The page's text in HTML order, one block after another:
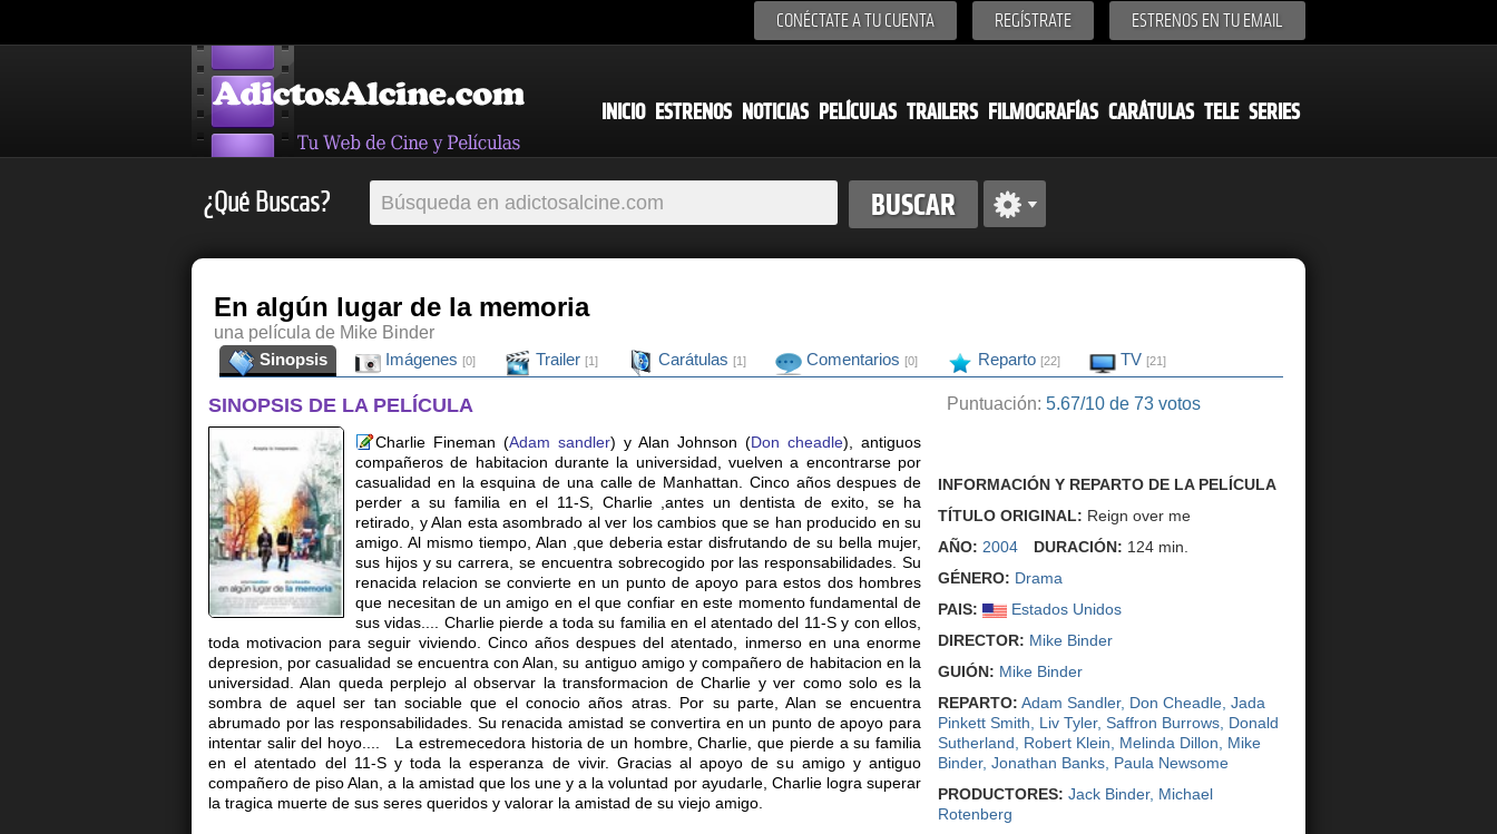
CONÉCTATE A TU CUENTA REGÍSTRATE ESTRENOS EN TU EMAIL
INICIO ESTRENOS NOTICIAS PELÍCULAS TRAILERS FILMOGRAFÍAS CARÁTULAS TELE SERIES
¿Qué Buscas?
En algún lugar de la memoria
una película de Mike Binder
Sinopsis
Imágenes [0] Trailer [1] Carátulas [1] Comentarios [0] Reparto [22] TV [21]
SINOPSIS DE LA PELÍCULA
Charlie Fineman (Adam sandler) y Alan Johnson (Don cheadle), antiguos
compañeros de habitacion durante la universidad, vuelven a encontrarse por
casualidad en la esquina de una calle de Manhattan. Cinco años despues de
perder a su familia en el 11-S, Charlie ,antes un dentista de exito, se ha
retirado, y Alan esta asombrado al ver los cambios que se han producido en su
amigo. Al mismo tiempo, Alan ,que deberia estar disfrutando de su bella mujer,
sus hijos y su carrera, se encuentra sobrecogido por las responsabilidades. Su
renacida relacion se convierte en un punto de apoyo para estos dos hombres
que necesitan de un amigo en el que confiar en este momento fundamental de
sus vidas.... Charlie pierde a toda su familia en el atentado del 11-S y con ellos,
toda motivacion para seguir viviendo. Cinco años despues del atentado, inmerso en una enorme
depresion, por casualidad se encuentra con Alan, su antiguo amigo y compañero de habitacion en la
universidad. Alan queda perplejo al observar la transformacion de Charlie y ver como solo es la
sombra de aquel ser tan sociable que el conocio años atras. Por su parte, Alan se encuentra
abrumado por las responsabilidades. Su renacida amistad se convertira en un punto de apoyo para
intentar salir del hoyo.... La estremecedora historia de un hombre, Charlie, que pierde a su familia
en el atentado del 11-S y toda la esperanza de vivir. Gracias al apoyo de su amigo y antiguo
compañero de piso Alan, a la amistad que los une y a la voluntad por ayudarle, Charlie logra superar
la tragica muerte de sus seres queridos y valorar la amistad de su viejo amigo.
Puntuación: 5.67/10 de 73 votos
INFORMACIÓN Y REPARTO DE LA PELÍCULA
TÍTULO ORIGINAL: Reign over me
AÑO: 2004 DURACIÓN: 124 min.
GÉNERO: Drama
PAIS:
Estados Unidos
DIRECTOR: Mike Binder
GUIÓN: Mike Binder
REPARTO: Adam Sandler, Don Cheadle Jada
Pinkett Smith
Liv Tyler, Saffron Burrows Donald
Sutherland
Robert Klein Melinda Dillon
Mike
Binder, Jonathan Banks Paula Newsome
PRODUCTORES: Jack Binder, Michael
Rotenberg